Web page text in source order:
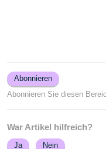
Abonnieren
Abonnieren Sie diesen
War Artikel hilfreich?
Ja Nein